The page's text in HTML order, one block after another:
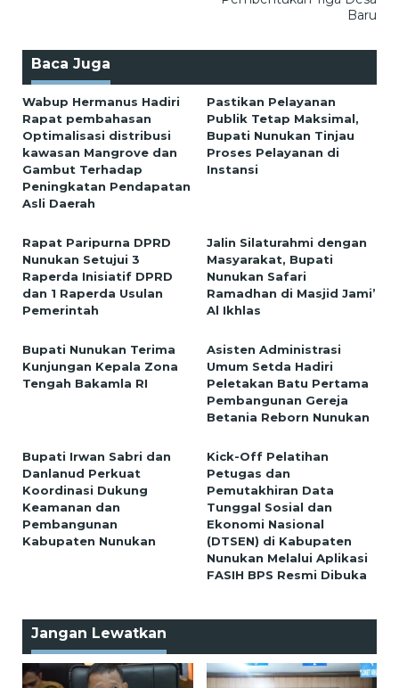
Baru
Baca Juga
Wabup Hermanus Hadiri
Rapat pembahasan
Optimalisasi distribusi
kawasan Mangrove dan
Gambut Terhadap
Peningkatan Pendapatan
Asli Daerah
Pastikan Pelayanan
Publik Tetap Maksimal,
Bupati Nunukan Tinjau
Proses Pelayanan di
Instansi
Rapat Paripurna DPRD
Nunukan Setujui 3
Raperda Inisiatif DPRD
dan 1 Raperda Usulan
Pemerintah
Jalin Silaturahmi dengan
Masyarakat, Bupati
Nunukan Safari
Ramadhan di Masjid Jami’
Al Ikhlas
Bupati Nunukan Terima
Kunjungan Kepala Zona
Tengah Bakamla RI
Asisten Administrasi
Umum Setda Hadiri
Peletakan Batu Pertama
Pembangunan Gereja
Betania Reborn Nunukan
Bupati Irwan Sabri dan
Danlanud Perkuat
Koordinasi Dukung
Keamanan dan
Pembangunan
Kabupaten Nunukan
Kick-Off Pelatihan
Petugas dan
Pemutakhiran Data
Tunggal Sosial dan
Ekonomi Nasional
(DTSEN) di Kabupaten
Nunukan Melalui Aplikasi
FASIH BPS Resmi Dibuka
Jangan Lewatkan